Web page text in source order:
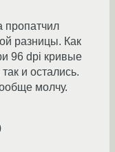
пропатчил
разницы. Как
96 dpi кривые
и остались.
молчу.